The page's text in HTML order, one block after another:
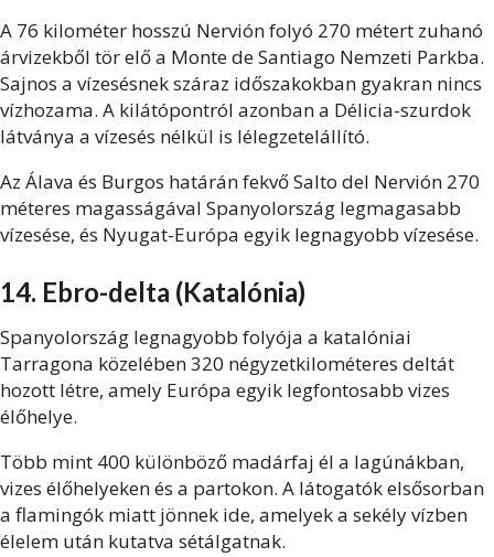
A 76 kilométer hosszú Nervión folyó 270 métert zuhanó
árvizekből tör elő a Monte de Santiago Nemzeti Parkba.
Sajnos a vízesésnek száraz időszakokban gyakran nincs
vízhozama. A kilátópontról azonban a Délicia-szurdok
látványa a vízesés nélkül is lélegzetelállító.
Az Álava és Burgos határán fekvő Salto del Nervión 270
méteres magasságával Spanyolország legmagasabb
vízesése, és Nyugat-Európa egyik legnagyobb vízesése.
14. Ebro-delta (Katalónia)
Spanyolország legnagyobb folyója a katalóniai
Tarragona közelében 320 négyzetkilométeres deltát
hozott létre, amely Európa egyik legfontosabb vizes
élőhelye.
Több mint 400 különböző madárfaj él a lagúnákban,
vizes élőhelyeken és a partokon. A látogatók elsősorban
a flamingók miatt jönnek ide, amelyek a sekély vízben
élelem után kutatva sétálgatnak.